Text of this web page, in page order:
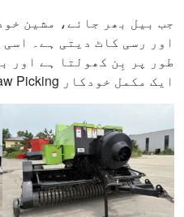
جب بيل بھر جائے، مشین
اور رسی کاٹ دیتی ہے۔
طور پر بِن کھولتا ہے اور
ایک مکمل خودکار Straw Picking اور Baling مشین ہے۔